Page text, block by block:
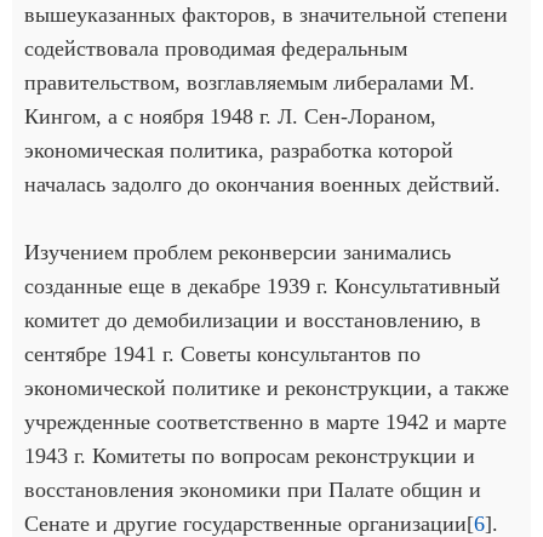
вышеуказанных факторов, в значительной степени
содействовала проводимая федеральным
правительством, возглавляемым либералами М.
Кингом, а с ноября 1948 г. Л. Сен-Лораном,
экономическая политика, разработка которой
началась задолго до окончания военных действий.
Изучением проблем реконверсии занимались
созданные еще в декабре 1939 г. Консультативный
комитет до демобилизации и восстановлению, в
сентябре 1941 г. Советы консультантов по
экономической политике и реконструкции, а также
учрежденные соответственно в марте 1942 и марте
1943 г. Комитеты по вопросам реконструкции и
восстановления экономики при Палате общин и
Сенате и другие государственные организации[6].